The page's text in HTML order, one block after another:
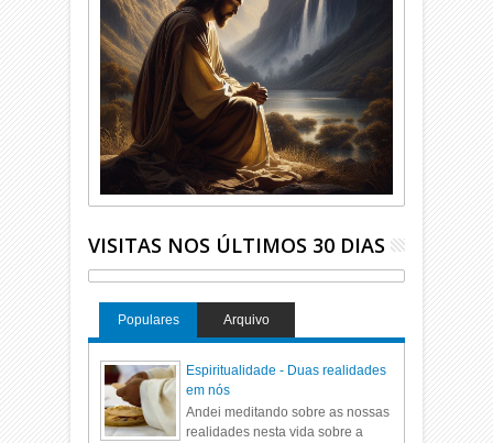
VISITAS NOS ÚLTIMOS 30 DIAS
Populares Arquivo
Espiritualidade - Duas realidades
em nós
Andei meditando sobre as nossas
realidades nesta vida sobre a